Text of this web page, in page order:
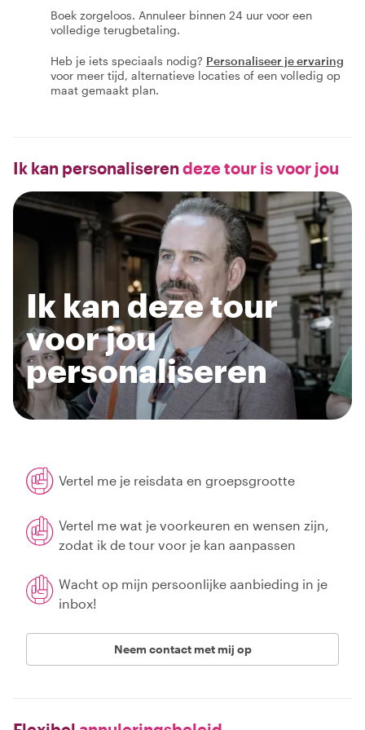
Boek zorgeloos. Annuleer binnen 24 uur voor een
volledige terugbetaling.
Heb je iets speciaals nodig? Personaliseer je ervaring
voor meer tijd, alternatieve locaties of een volledig op
maat gemaakt plan.
Ik kan personaliseren deze tour is voor jou
Ik kan deze tour
voor jou
personaliseren
Vertel me je reisdata en groepsgrootte
Vertel me wat je voorkeuren en wensen zijn,
zodat ik de tour voor je kan aanpassen
Wacht op mijn persoonlijke aanbieding in je
inbox!
Neem contact met mij op